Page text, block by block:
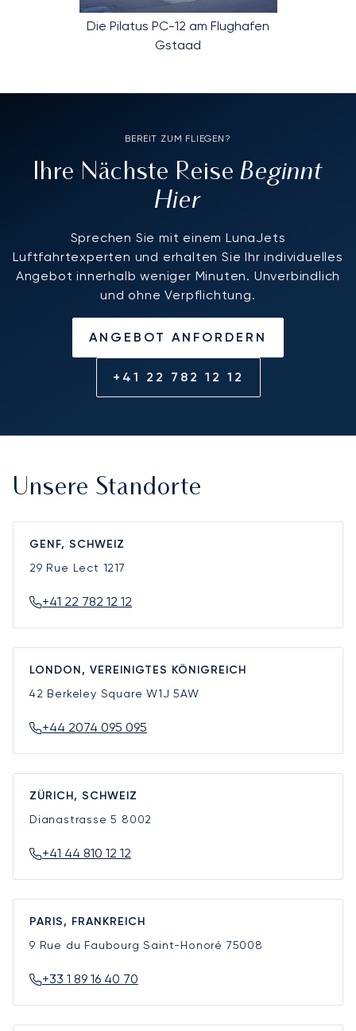
Die Pilatus PC-12 am Flughafen
Gstaad
BEREIT ZUM FLIEGEN?
Ihre Nächste ReiseBeginnt
Hier
Sprechen Sie mit einem LunaJets
Luftfahrtexperten und erhalten Sie Ihr individuelles
Angebot innerhalb weniger Minuten. Unverbindlich
und ohne Verpflichtung.
ANGEBOT ANFORDERN
+41 22 782 12 12
Unsere Standorte
GENF, SCHWEIZ
29 Rue Lect 1217
+41 22 782 12 12
LONDON, VEREINIGTES KÖNIGREICH
42 Berkeley SquareW1J 5AW
+44 2074 095 095
ZÜRICH, SCHWEIZ
Dianastrasse 5 8002
+41 44 810 12 12
PARIS, FRANKREICH
9 Rue du Faubourg Saint-Honoré 75008
+33 1 89 16 40 70